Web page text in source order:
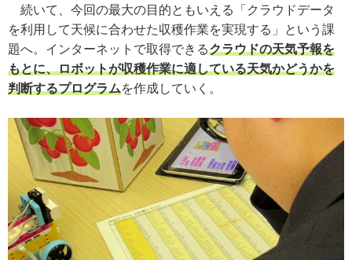
続いて、今回の最大の目的ともいえる「クラウドデータ
を利用して天候に合わせた収穫作業を実現する」という課
題へ。インターネットで取得できるクラウドの天気予報を
もとに、ロボットが収穫作業に適している天気かどうかを
判断するプログラムを作成していく。